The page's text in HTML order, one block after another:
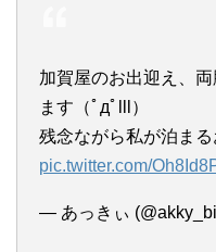
加賀屋のお出迎え、
ます（ﾟдﾟlll）
残念ながら私が泊ま
pic.twitter.com/
— あっきぃ